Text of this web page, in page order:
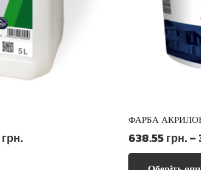
грн.Діапазон
ФАРБА
638.55грн.–